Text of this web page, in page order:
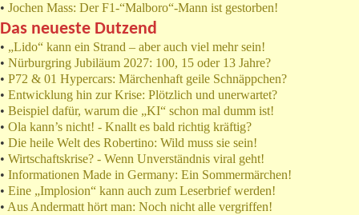
• Jochen Mass: Der F1-“Malboro“-Mann ist gestorben!
Das neueste Dutzend
• „Lido“ kann ein Strand – aber auch viel mehr sein!
• Nürburgring Jubiläum 2027: 100, 15 oder 13 Jahre?
• P72 & 01 Hypercars: Märchenhaft geile Schnäppchen?
• Entwicklung hin zur Krise: Plötzlich und unerwartet?
• Beispiel dafür, warum die „KI“ schon mal dumm ist!
• Ola kann’s nicht! - Knallt es bald richtig kräftig?
• Die heile Welt des Robertino: Wild muss sie sein!
• Wirtschaftskrise? - Wenn Unverständnis viral geht!
• Informationen Made in Germany: Ein Sommermärchen!
• Eine „Implosion“ kann auch zum Leserbrief werden!
• Aus Andermatt hört man: Noch nicht alle vergriffen!